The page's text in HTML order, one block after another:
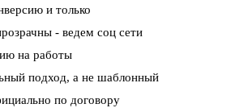
и только
- ведем соц сети
на работы
подход, а не шаблонный
по договору